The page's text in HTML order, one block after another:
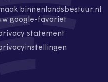
binnenlandsbestuur.nl
google-favoriet
statement